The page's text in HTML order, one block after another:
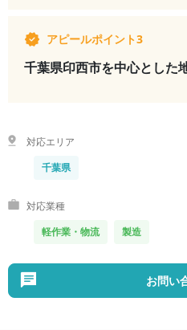
アピールポイント3
千葉県印西市を中心とした
対応エリア
千葉県
対応業種
軽作業・物流
製造
お問い